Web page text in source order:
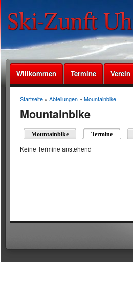
Willkommen Termine Verein
Startseite» Abteilungen» Mountainbike
Mountainbike
Mountainbike Termine
Keine Termine anstehend